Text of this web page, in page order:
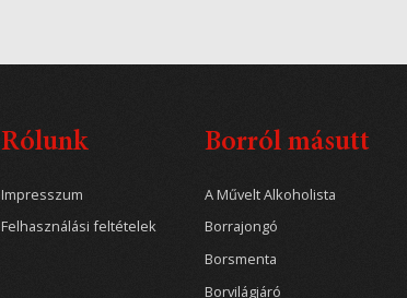
Rólunk
Impresszum
Felhasználási feltételek
Borról másutt
A Művelt Alkoholista
Borrajongó
Borsmenta
Borvilágjáró